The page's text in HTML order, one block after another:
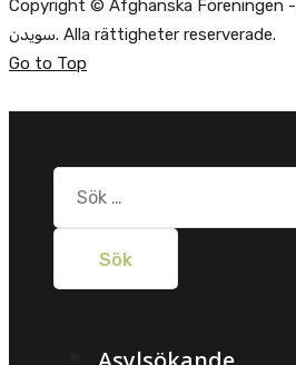
Copyright © Afghanska Föreningen - انجمن افغانها در
سویدن. Alla rättigheter reserverade.
Go to Top
Sök
efter: